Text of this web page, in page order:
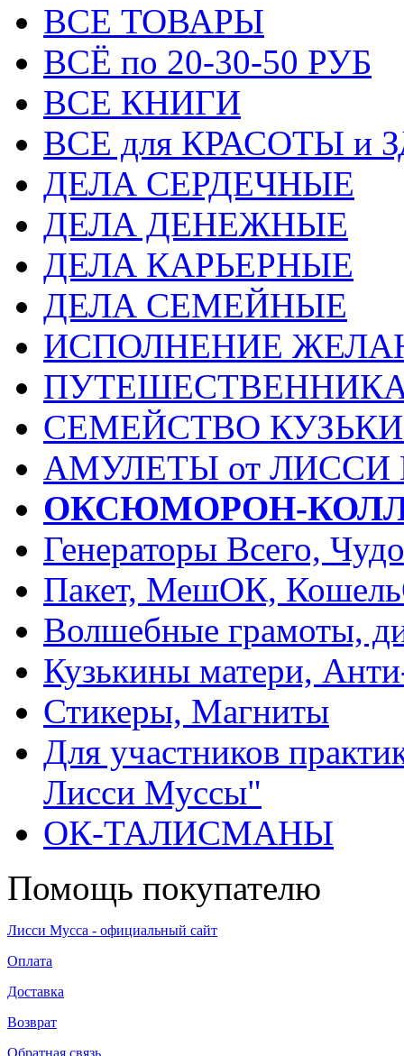
ВСЕ ТОВАРЫ
ВСЁ по 20-30-50 РУБ
ВСЕ КНИГИ
ВСЕ для КРАСОТЫ и
ДЕЛА СЕРДЕЧНЫЕ
ДЕЛА ДЕНЕЖНЫЕ
ДЕЛА КАРЬЕРНЫЕ
ДЕЛА СЕМЕЙНЫЕ
ИСПОЛНЕНИЕ
СЕМЕЙСТВО
АМУЛЕТЫ от
ОКСЮМОРОН-
Генераторы Всего,
Пакет, МешОК,
Волшебные грамоты,
Кузькины матери,
Стикеры, Магниты
Для участников
Лисси Муссы"
ОК-ТАЛИСМАНЫ
Помощь покупателю
Лисси Мусса - официальный сайт
Оплата
Доставка
Возврат
Обратная связь